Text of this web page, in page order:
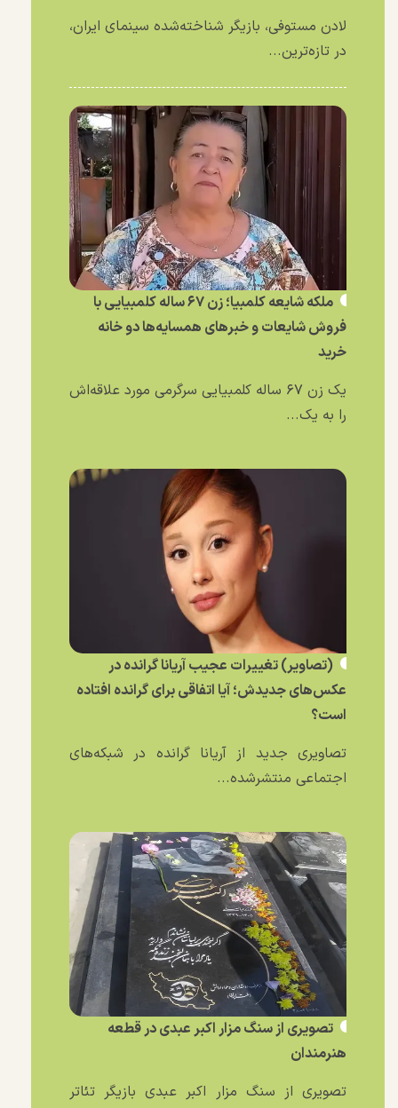
لادن مستوفی، بازیگر شناخته‌شده سینمای ایران،
در تازه‌ترین...
ملکه شایعه کلمبیا؛ زن ۶۷ ساله کلمبیایی با
فروش شایعات و خبر‌های همسایه‌ها دو خانه
خرید
یک زن ۶۷ ساله کلمبیایی سرگرمی مورد علاقه‌اش
را به یک...
(تصاویر) تغییرات عجیب آریانا گرانده در
عکس‌های جدیدش؛ آیا اتفاقی برای گرانده افتاده
است؟
تصاویری جدید از آریانا گرانده در شبکه‌های
اجتماعی منتشرشده...
تصویری از سنگ مزار اکبر عبدی در قطعه
هنرمندان
تصویری از سنگ مزار اکبر عبدی بازیگر تئاتر